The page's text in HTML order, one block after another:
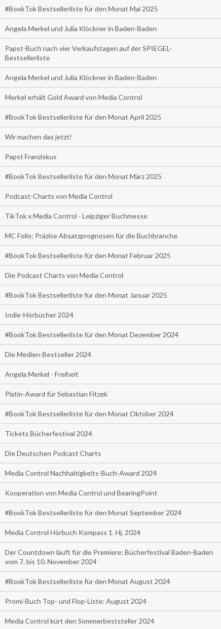
#BookTok Bestsellerliste für den Monat Mai 2025
Angela Merkel und Julia Klöckner in Baden-Baden
Papst-Buch nach vier Verkaufstagen auf der SPIEGEL-
Bestsellerliste
Angela Merkel und Julia Klöckner in Baden-Baden
Merkel erhält Gold Award von Media Control
#BookTok Bestsellerliste für den Monat April 2025
Wir machen das jetzt!
Papst Franziskus
#BookTok Bestsellerliste für den Monat März 2025
Podcast-Charts von Media Control
TikTok x Media Control - Leipziger Buchmesse
MC Folio: Präzise Absatzprognosen für die Buchbranche
#BookTok Bestsellerliste für den Monat Februar 2025
Die Podcast Charts von Media Control
#BookTok Bestsellerliste für den Monat Januar 2025
Indie-Hörbücher 2024
#BookTok Bestsellerliste für den Monat Dezember 2024
Die Medien-Bestseller 2024
Angela Merkel - Freiheit
Platin-Award für Sebastian Fitzek
#BookTok Bestsellerliste für den Monat Oktober 2024
Tickets Bücherfestival 2024
Die Deutschen Podcast Charts
Media Control Nachhaltigkeits-Buch-Award 2024
Kooperation von Media Control und BearingPoint
#BookTok Bestsellerliste für den Monat September 2024
Media Control Hörbuch Kompass 1. Hj. 2024
Der Countdown läuft für die Premiere: Bücherfestival Baden-Baden
vom 7. bis 10. November 2024
#BookTok Bestsellerliste für den Monat August 2024
Promi-Buch Top- und Flop-Liste: August 2024
Media Control kürt den Sommerbeststeller 2024